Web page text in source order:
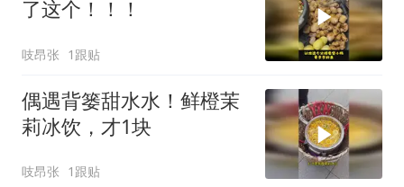
了这个！！！
吱昂张 1跟贴
偶遇背篓甜水水！鲜橙茉
莉冰饮，才1块
吱昂张 1跟贴